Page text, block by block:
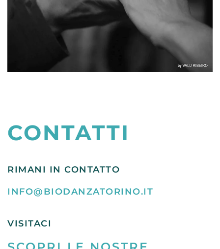
CONTATTI
RIMANI IN CONTATTO
INFO@BIODANZATORINO.IT
VISITACI